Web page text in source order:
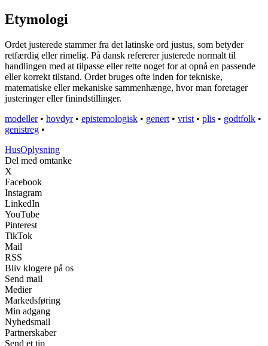
Etymologi
Ordet justerede stammer fra det latinske ord justus, som betyder
retfærdig eller rimelig. På dansk refererer justerede normalt til
handlingen med at tilpasse eller rette noget for at opnå en passende
eller korrekt tilstand. Ordet bruges ofte inden for tekniske,
matematiske eller mekaniske sammenhænge, hvor man foretager
justeringer eller finindstillinger.
modeller• hovdyr• epistemologisk • genert • vrist • plis • godtfolk •
genistreg •
HusOplysning
Del med omtanke
X
Facebook
Instagram
LinkedIn
YouTube
Pinterest
TikTok
Mail
RSS
Bliv klogere på os
Send mail
Medier
Markedsføring
Min adgang
Nyhedsmail
Partnerskaber
Send et tip